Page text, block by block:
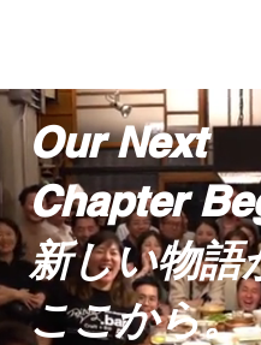
Our Next
Chapter
新しい物語
ここから。